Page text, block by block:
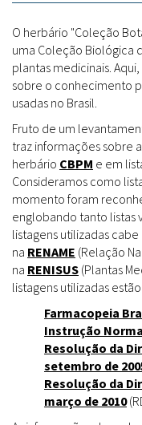
O herbário "Coleção
uma Coleção Biológica
plantas medicinais.
sobre o conhecimento
usadas no Brasil.
Fruto de um
traz informações sobre
herbário CBPM e em
Consideramos como
momento foram
englobando tanto listas
listagens utilizadas
na RENAME (Relação
na RENISUS (Plantas
listagens utilizadas
Farmacopeia
Instrução
Resolução da
setembro de
Resolução da
março de 2010